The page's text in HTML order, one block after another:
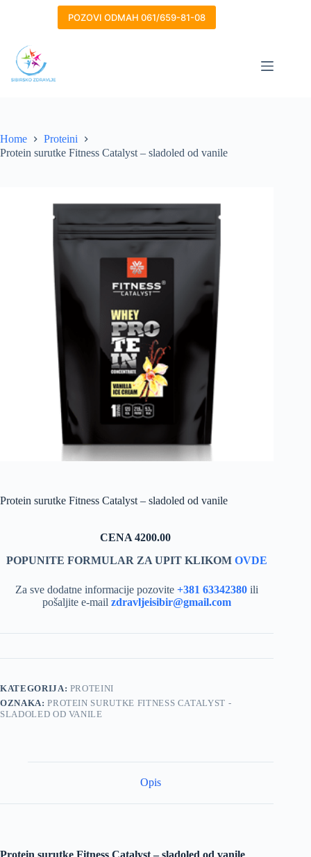
POZOVI ODMAH 061/659-81-08
Home
Proteini
Protein surutke Fitness Catalyst – sladoled od vanile
Protein surutke Fitness Catalyst – sladoled od vanile
CENA 4200.00
POPUNITE FORMULAR ZA UPIT KLIKOMOVDE
Za sve dodatne informacije pozovite+381 63342380 ili
pošaljite e-mailzdravljeisibir@gmail.com
KATEGORIJA: PROTEINI
OZNAKA:PROTEIN SURUTKE FITNESS CATALYST -
SLADOLED OD VANILE
Opis